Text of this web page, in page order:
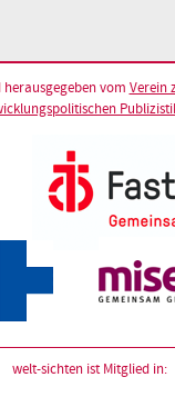
vom Verein
welt-sichten ist Mitglied in: